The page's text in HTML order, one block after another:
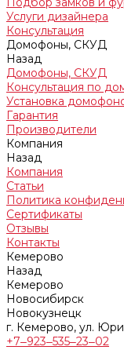
Услуги дизайнера
Консультация
Домофоны, СКУД
Назад
Домофоны, СКУД
Консультация по
Установка
Гарантия
Производители
Компания
Назад
Компания
Статьи
Политика
Сертификаты
Отзывы
Контакты
Кемерово
Назад
Кемерово
Новосибирск
Новокузнецк
г. Кемерово, ул.
+7‒923‒535‒23‒02